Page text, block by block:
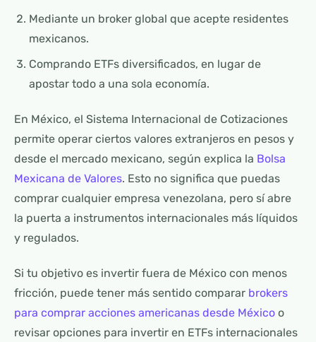
Mediante un broker global que acepte residentes
mexicanos.
Comprando ETFs diversificados, en lugar de
apostar todo a una sola economía.
En México, el Sistema Internacional de Cotizaciones
permite operar ciertos valores extranjeros en pesos y
desde el mercado mexicano, según explica la Bolsa
Mexicana de Valores. Esto no significa que puedas
comprar cualquier empresa venezolana, pero sí abre
la puerta a instrumentos internacionales más líquidos
y regulados.
Si tu objetivo es invertir fuera de México con menos
fricción, puede tener más sentido comparar brokers
para comprar acciones americanas desde México o
revisar opciones para invertir en ETFs internacionales